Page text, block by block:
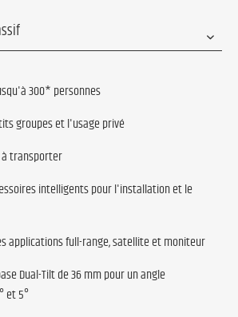
300* personnes
groupes et l'usage privé
transporter
intelligents pour l'installation et le
applications full-range, satellite et moniteur
Dual-Tilt de 36 mm pour un angle
et 5°